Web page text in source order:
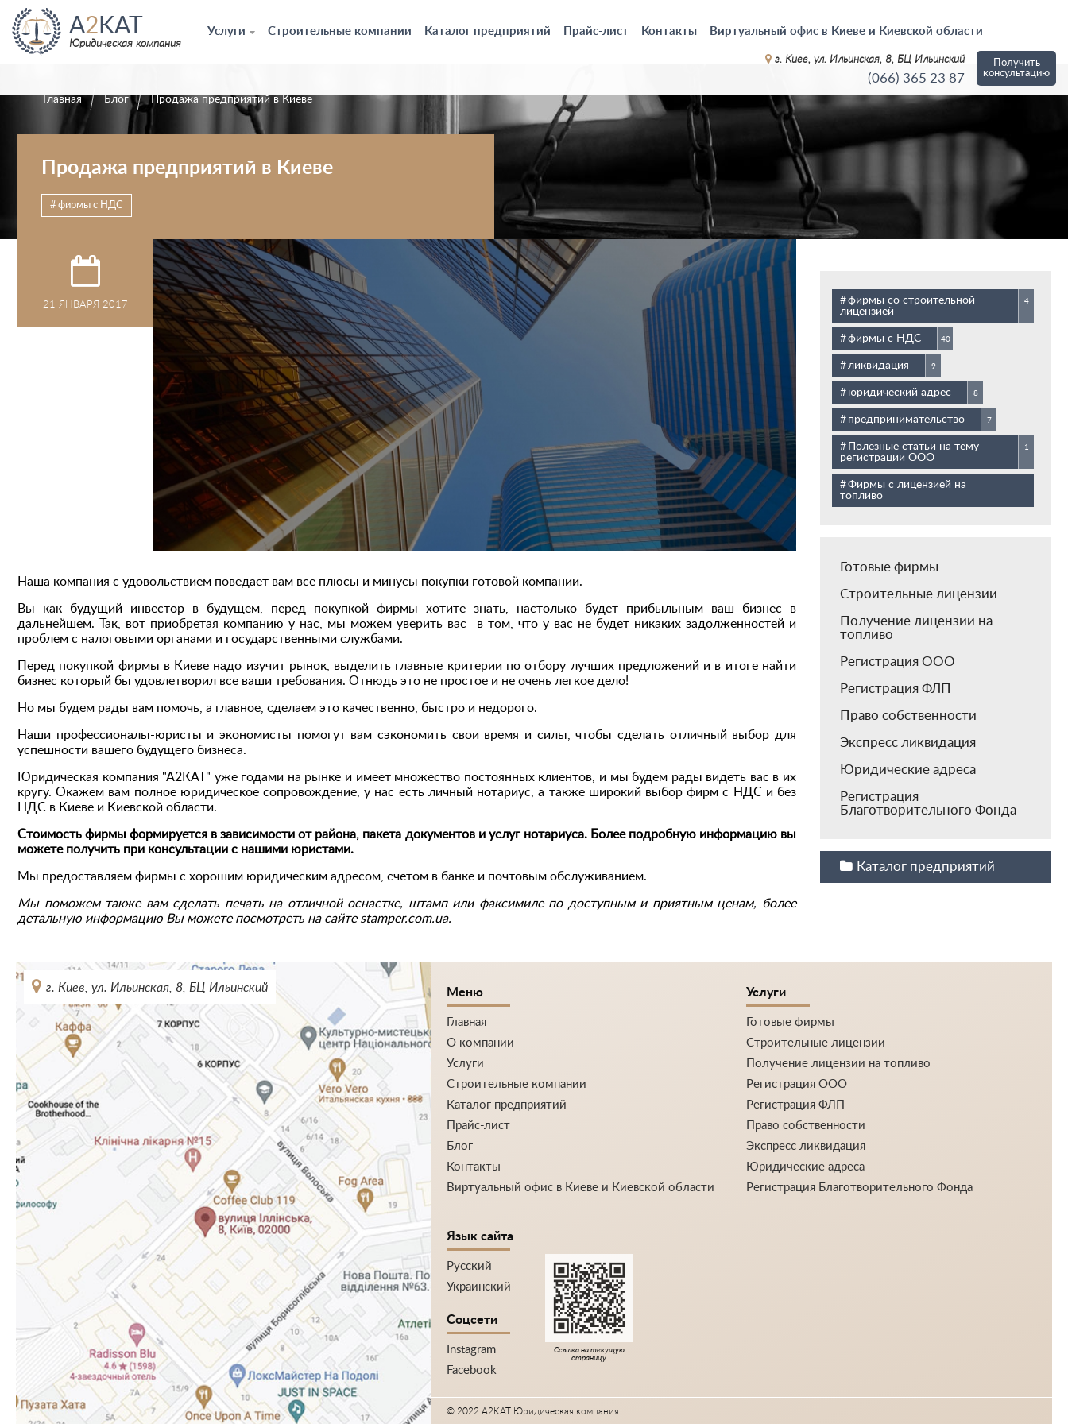
A2 KAT
Юридическая компания
Услуги Строительные компании Каталог предприятий Прайс-лист Контакты Виртуальный офис в Киеве и Киевской области
Получить
консультацию
г. Киев, ул. Ильинская, 8, БЦ Ильинский
(066) 365 23 87
Главная Блог Продажа предприятий в Киеве
Продажа предприятий в Киеве
фирмы с НДС
21 ЯНВАРЯ 2017
Наша компания с удовольствием поведает вам все плюсы и минусы покупки готовой компании.
Вы как будущий инвестор в будущем, перед покупкой фирмы хотите знать, настолько будет прибыльным ваш бизнес в
дальнейшем. Так, вот приобретая компанию у нас, мы можем уверить вас в том, что у вас не будет никаких задолженностей и
проблем с налоговыми органами и государственными службами.
Перед покупкой фирмы в Киеве надо изучит рынок, выделить главные критерии по отбору лучших предложений и в итоге найти
бизнес который бы удовлетворил все ваши требования. Отнюдь это не простое и не очень легкое дело!
Но мы будем рады вам помочь, а главное, сделаем это качественно, быстро и недорого.
Наши профессионалы-юристы и экономисты помогут вам сэкономить свои время и силы, чтобы сделать отличный выбор для
успешности вашего будущего бизнеса.
Юридическая компания "А2КАТ" уже годами на рынке и имеет множество постоянных клиентов, и мы будем рады видеть вас в их
кругу. Окажем вам полное юридическое сопровождение, у нас есть личный нотариус, а также широкий выбор фирм с НДС и без
НДС в Киеве и Киевской области.
Стоимость фирмы формируется в зависимости от района, пакета документов и услуг нотариуса. Более подробную информацию вы
можете получить при консультации с нашими юристами.
Мы предоставляем фирмы с хорошим юридическим адресом, счетом в банке и почтовым обслуживанием.
Мы поможем также вам сделать печать на отличной оснастке, штамп или факсимиле по доступным и приятным ценам, более
детальную информацию Вы можете посмотреть на сайте stamper.com.ua.
фирмы со строительной
лицензией
4
фирмы с НДС 40
ликвидация 9
юридический адрес 8
предпринимательство 7
Полезные статьи на тему
регистрации ООО
1
Фирмы с лицензией на
топливо
Готовые фирмы
Строительные лицензии
Получение лицензии на
топливо
Регистрация ООО
Регистрация ФЛП
Право собственности
Экспресс ликвидация
Юридические адреса
Регистрация
Благотворительного Фонда
Каталог предприятий
г. Киев, ул. Ильинская, 8, БЦ Ильинский Меню
Главная
О компании
Услуги
Строительные компании
Каталог предприятий
Прайс-лист
Блог
Контакты
Виртуальный офис в Киеве и Киевской области
Услуги
Готовые фирмы
Строительные лицензии
Получение лицензии на топливо
Регистрация ООО
Регистрация ФЛП
Право собственности
Экспресс ликвидация
Юридические адреса
Регистрация Благотворительного Фонда
Язык сайта
Русский
Украинский
Соцсети
Instagram
Facebook
Ссылка на текущую
страницу
© 2022 A2KAT Юридическая компания